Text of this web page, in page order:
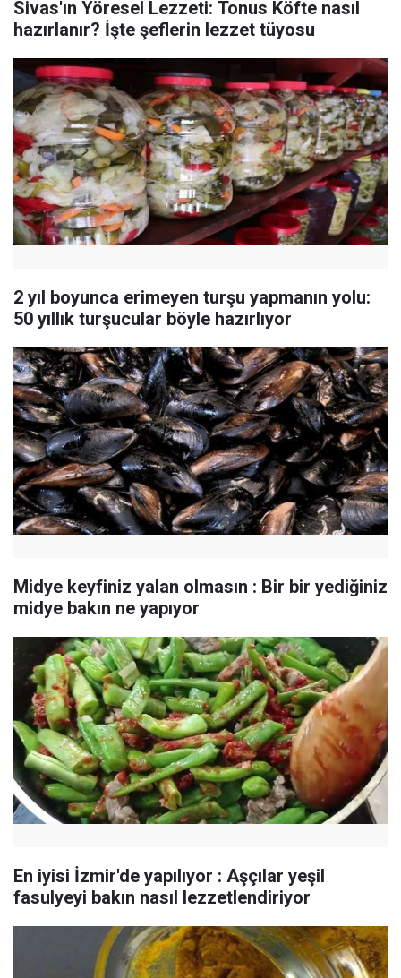
Sivas'ın Yöresel Lezzeti: Tonus Köfte nasıl
hazırlanır? İşte şeflerin lezzet tüyosu
2 yıl boyunca erimeyen turşu yapmanın yolu:
50 yıllık turşucular böyle hazırlıyor
Midye keyfiniz yalan olmasın : Bir bir yediğiniz
midye bakın ne yapıyor
En iyisi İzmir'de yapılıyor : Aşçılar yeşil
fasulyeyi bakın nasıl lezzetlendiriyor